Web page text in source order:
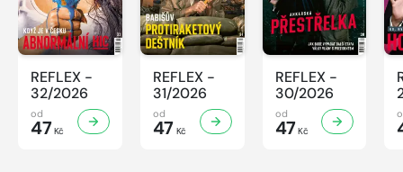
REFLEX -
32/2026
od
47 Kč
REFLEX -
31/2026
od
47 Kč
REFLEX -
30/2026
od
47Kč